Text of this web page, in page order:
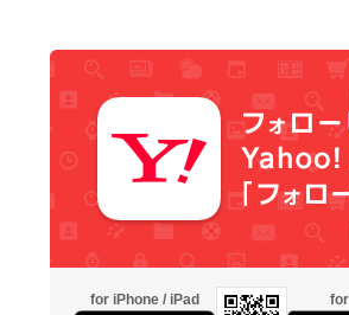
for iPhone / iPad